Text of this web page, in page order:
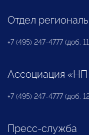
Отдел
+7 (495) 247-4777 (доб.
Ассоциация
+7 (495) 247-4777 (доб.
Пресс-служба